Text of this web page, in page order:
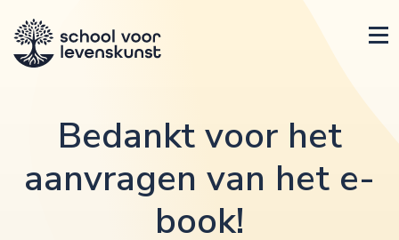
Bedankt voor het
aanvragen van het e-
book!